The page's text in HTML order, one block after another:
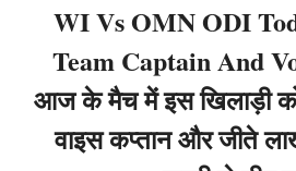
WI Vs OMN ODI
Team Captain And
आज के मैच में इस खिलाड़ी
वाइस कप्तान और जीते